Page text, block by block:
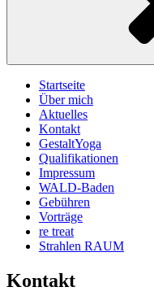
Startseite
Über mich
Aktuelles
Kontakt
GestaltYoga
Qualifikationen
Impressum
WALD-Baden
Gebühren
Vorträge
re treat
Strahlen RAUM
Kontakt